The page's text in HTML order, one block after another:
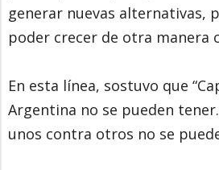
generar nuevas alternativas,
poder crecer de otra manera
En esta línea, sostuvo que
Argentina no se pueden
unos contra otros no se